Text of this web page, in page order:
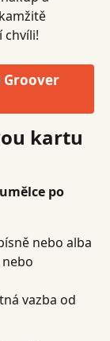
chvíli!
kartu
umělce po
nebo alba
vazba od